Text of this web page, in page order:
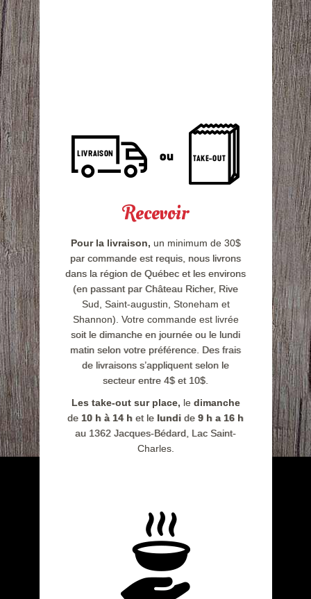
Recevoir
Pour la livraison, un minimum de 30$
par commande est requis, nous livrons
dans la région de Québec et les environs
(en passant par Château Richer, Rive
Sud, Saint-augustin, Stoneham et
Shannon). Votre commande est livrée
soit le dimanche en journée ou le lundi
matin selon votre préférence. Des frais
de livraisons s’appliquent selon le
secteur entre 4$ et 10$.
Les take-out sur place, le dimanche
de 10 h à 14 h et le lundi de 9 h a 16 h
au 1362 Jacques-Bédard, Lac Saint-
Charles.